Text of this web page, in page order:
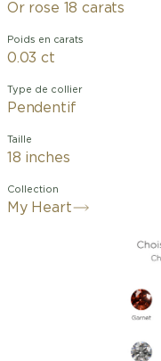
Or rose 18 carats
Poids en carats
0.03 ct
Type de collier
Pendentif
Taille
18 inches
Collection
My Heart